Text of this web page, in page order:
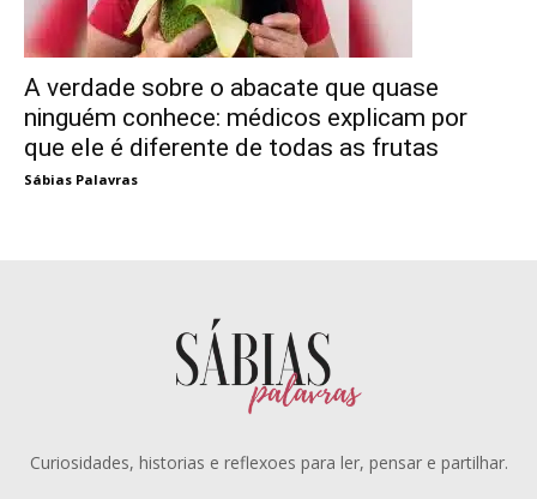
A verdade sobre o abacate que quase
ninguém conhece: médicos explicam por
que ele é diferente de todas as frutas
Sábias Palavras
Curiosidades, historias e reflexoes para ler, pensar e partilhar.